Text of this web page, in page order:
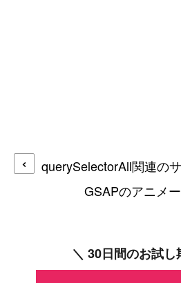
querySelectorAll関連の
GSAPのアニメ
＼ 30日間のお試し